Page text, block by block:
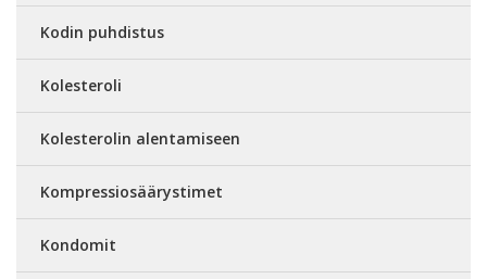
Kodin puhdistus
Kolesteroli
Kolesterolin alentamiseen
Kompressiosäärystimet
Kondomit